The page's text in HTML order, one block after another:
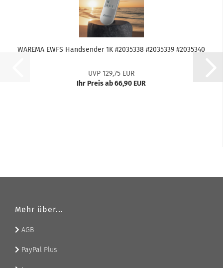
WA­RE­MA EWFS Hand­sen­der 1K #2035338 #2035339 #2035340
UVP 129,75 EUR
Ihr Preis ab 66,90 EUR
Mehr über...
AGB
PayPal Plus